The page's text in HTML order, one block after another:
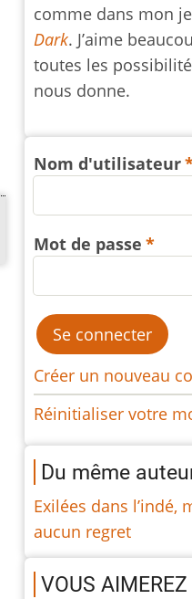
comme dans mon
Dark. J’aime
toutes les
nous donne.
Nom d'utilisateur
Mot de passe
Créer un nouveau
Réinitialiser votre
Du même
Exilées dans l’indé,
aucun regret
VOUS